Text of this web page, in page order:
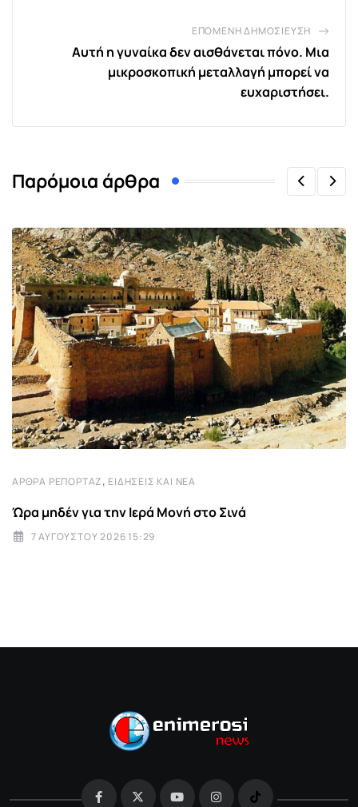
ΕΠΌΜΕΝΗ ΔΗΜΟΣΊΕΥΣΗ
Αυτή η γυναίκα δεν αισθάνεται πόνο. Μια
μικροσκοπική μεταλλαγή μπορεί να
ευχαριστήσει.
Παρόμοια άρθρα
ΆΡΘΡΑ ΡΕΠΟΡΤΆΖ, ΕΙΔΉΣΕΙΣ ΚΑΙ ΝΈΑ
Ώρα μηδέν για την Ιερά Μονή στο Σινά
7 ΑΥΓΟΎΣΤΟΥ 2026 15:29